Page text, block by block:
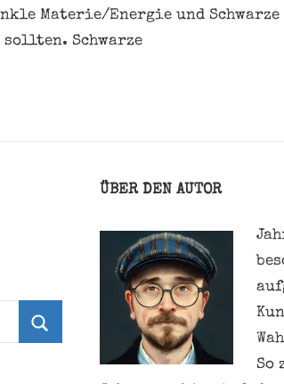
Materie/Energie und Schwarze
Schwarze
ÜBER DEN AUTOR
So